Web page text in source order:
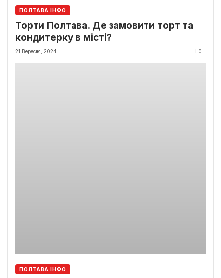
ПОЛТАВА ІНФО
Торти Полтава. Де замовити торт та
кондитерку в місті?
21 Вересня, 2024 0
ПОЛТАВА ІНФО